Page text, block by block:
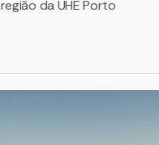
da UHE Porto